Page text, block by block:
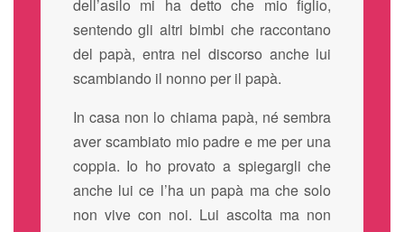
dell’asilo mi ha detto che mio figlio,
sentendo gli altri bimbi che raccontano
del papà, entra nel discorso anche lui
scambiando il nonno per il papà.
In casa non lo chiama papà, né sembra
aver scambiato mio padre e me per una
coppia. Io ho provato a spiegargli che
anche lui ce l’ha un papà ma che solo
non vive con noi. Lui ascolta ma non